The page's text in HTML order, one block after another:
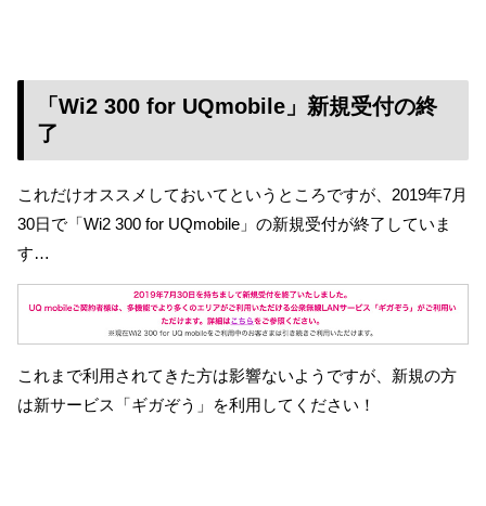
「Wi2 300 for UQmobile」新規受付の終
了
これだけオススメしておいてというところですが、2019年7月
30日で「Wi2 300 for UQmobile」の新規受付が終了していま
す…
これまで利用されてきた方は影響ないようですが、新規の方
は新サービス「ギガぞう」を利用してください！